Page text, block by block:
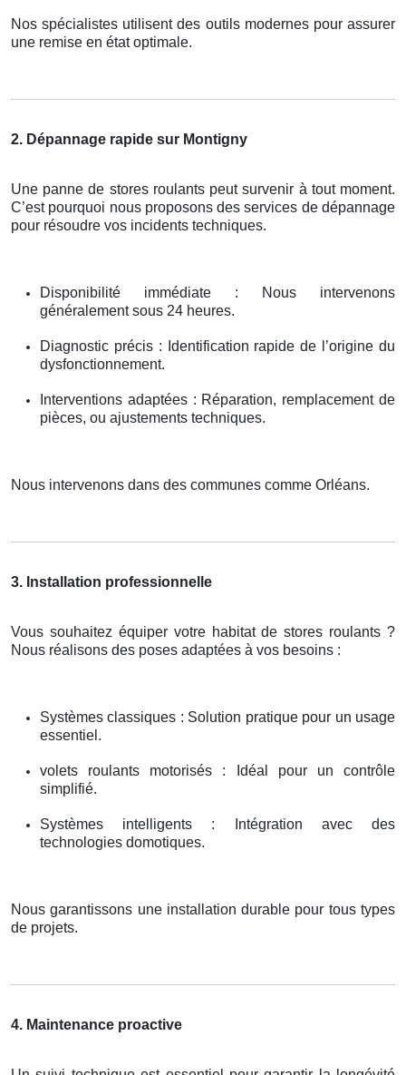
Nos spécialistes utilisent des outils modernes pour assurer
une remise en état optimale.
2. Dépannage rapide sur Montigny
Une panne de stores roulants peut survenir à tout moment.
C’est pourquoi nous proposons des services de dépannage
pour résoudre vos incidents techniques.
Disponibilité immédiate : Nous intervenons
généralement sous 24 heures.
Diagnostic précis : Identification rapide de l’origine du
dysfonctionnement.
Interventions adaptées : Réparation, remplacement de
pièces, ou ajustements techniques.
Nous intervenons dans des communes comme Orléans.
3. Installation professionnelle
Vous souhaitez équiper votre habitat de stores roulants ?
Nous réalisons des poses adaptées à vos besoins :
Systèmes classiques : Solution pratique pour un usage
essentiel.
volets roulants motorisés : Idéal pour un contrôle
simplifié.
Systèmes intelligents : Intégration avec des
technologies domotiques.
Nous garantissons une installation durable pour tous types
de projets.
4. Maintenance proactive